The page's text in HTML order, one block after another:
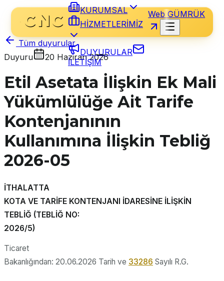
KURUMSAL
HİZMETLERİMİZ
DUYURULAR
İLETİŞİM
Web GÜMRÜK
Tüm duyurular
Duyuru
20 Haziran 2026
Etil Asetata İlişkin Ek Mali
Yükümlülüğe Ait Tarife
Kontenjanının
Kullanımına İlişkin Tebliğ
2026-05
İTHALATTA
KOTA VE TARİFE KONTENJANI İDARESİNE İLİŞKİN
TEBLİĞ (TEBLİĞ NO:
2026/5)
Ticaret
Bakanlığından: 20.06.2026 Tarih ve 33286 Sayılı R.G.